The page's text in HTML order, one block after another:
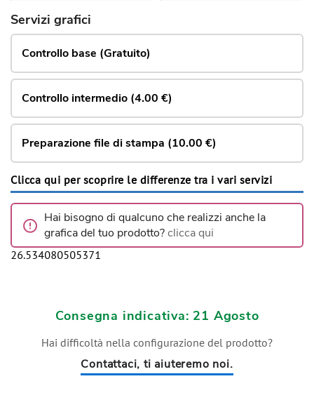
Servizi grafici
Controllo base (Gratuito)
Controllo intermedio (4.00 €)
Preparazione file di stampa (10.00 €)
Clicca qui per scoprire le differenze tra i vari servizi
Hai bisogno di qualcuno che realizzi anche la
grafica del tuo prodotto?clicca qui
26.534080505371
Consegna indicativa: 21 Agosto
Hai difficoltà nella configurazione del prodotto?
Contattaci, ti aiuteremo noi.